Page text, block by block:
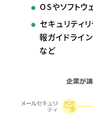
OSやソフト
セキュリティ
報ガイドライ
など